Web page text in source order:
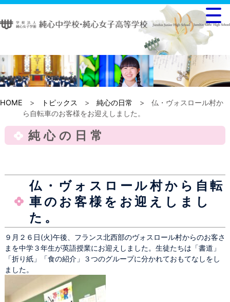
HOME > トピックス > 純心の日常
> 仏・ヴォスロール村か
ら自転車のお客様をお迎えしました。
純心の日常
仏・ヴォスロール村から自転
車のお客様をお迎えしまし
た。
９月２６日(火)午後、フランス北西部のヴォスロール村からのお客さ
まを中学３年生が英語授業にお迎えしました。生徒たちは「書道」
「折り紙」「食の紹介」３つのグループに分かれておもてなしをし
ました。